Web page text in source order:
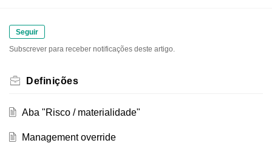
Seguir
Subscrever para receber notificações deste artigo.
Definições
Aba "Risco / materialidade"
Management override